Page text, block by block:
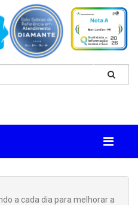
a cada dia para melhorar a